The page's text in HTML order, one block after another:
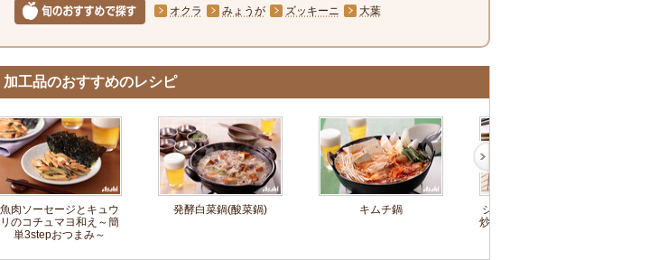
オクラ みょうが ズッキーニ 大葉
加工品のおすすめのレシピ
魚肉ソーセージとキュウ
リのコチュマヨ和え～簡
単3stepおつまみ～
発酵白菜鍋(酸菜鍋) キムチ鍋
ジャガイモとザーサイの
炒め物～簡単3stepおつま